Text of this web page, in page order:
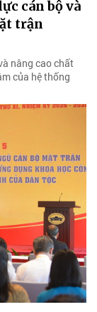
cán bộ và
trận
nâng cao chất
của hệ thống